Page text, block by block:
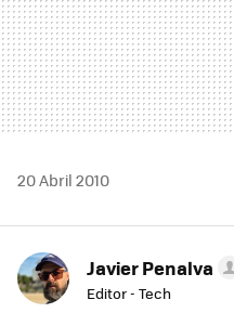
20 Abril 2010
Javier Penalva
Editor - Tech